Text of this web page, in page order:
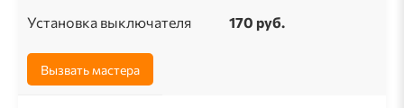
Установка выключателя 170 руб.
Вызвать мастера